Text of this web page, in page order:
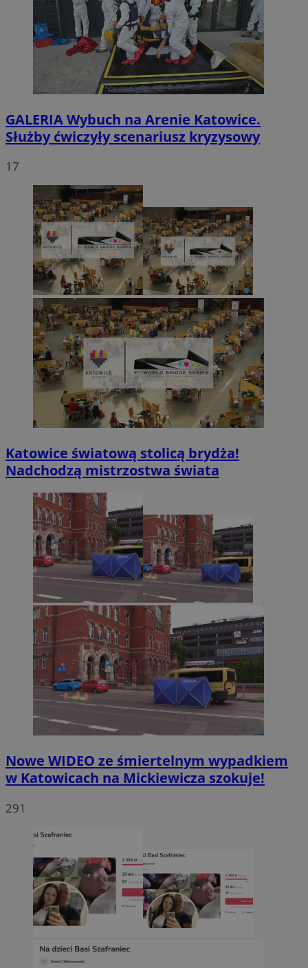
GALERIAWybuch na Arenie Katowice.
Służby ćwiczyły scenariusz kryzysowy
17
Katowice światową stolicą brydża!
Nadchodzą mistrzostwa świata
Nowe WIDEO ze śmiertelnym wypadkiem
w Katowicach na Mickiewicza szokuje!
291